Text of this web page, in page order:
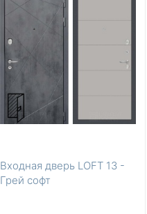
Входная дверь LOFT 13 -
Грей софт